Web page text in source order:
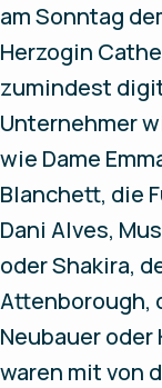
am Sonntag
Herzogin
zumindest
Unternehmer
wie Dame
Blanchett, die
Dani Alves,
oder Shakira,
Attenborough,
Neubauer oder
waren mit von